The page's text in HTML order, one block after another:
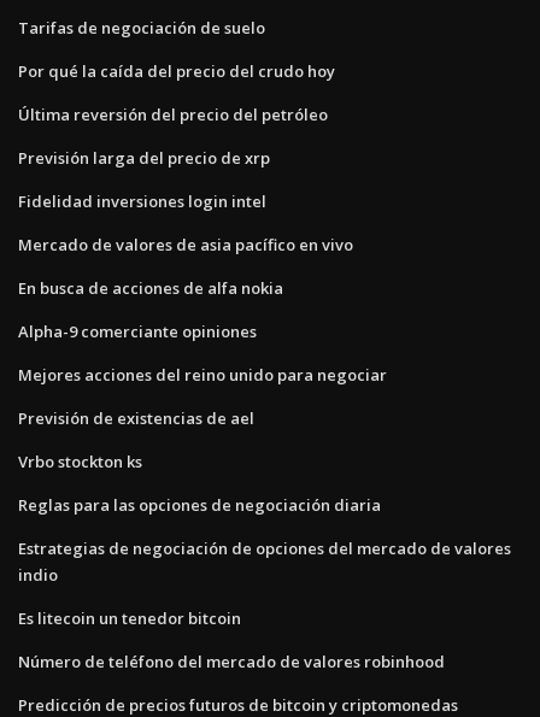
Tarifas de negociación de suelo
Por qué la caída del precio del crudo hoy
Última reversión del precio del petróleo
Previsión larga del precio de xrp
Fidelidad inversiones login intel
Mercado de valores de asia pacífico en vivo
En busca de acciones de alfa nokia
Alpha-9 comerciante opiniones
Mejores acciones del reino unido para negociar
Previsión de existencias de ael
Vrbo stockton ks
Reglas para las opciones de negociación diaria
Estrategias de negociación de opciones del mercado de valores
indio
Es litecoin un tenedor bitcoin
Número de teléfono del mercado de valores robinhood
Predicción de precios futuros de bitcoin y criptomonedas